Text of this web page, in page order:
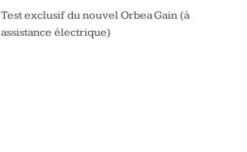
Test exclusif du nouvel Orbea Gain (à
assistance électrique)